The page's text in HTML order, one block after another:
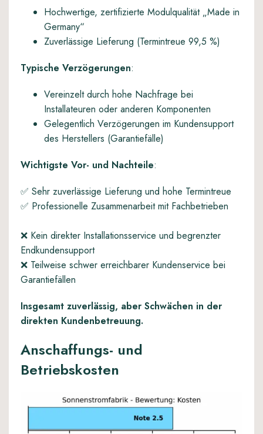
Hochwertige, zertifizierte Modulqualität „Made in
Germany“
Zuverlässige Lieferung (Termintreue 99,5 %)
Typische Verzögerungen:
Vereinzelt durch hohe Nachfrage bei
Installateuren oder anderen Komponenten
Gelegentlich Verzögerungen im Kundensupport
des Herstellers (Garantiefälle)
Wichtigste Vor- und Nachteile:
✅ Sehr zuverlässige Lieferung und hohe Termintreue
✅ Professionelle Zusammenarbeit mit Fachbetrieben
❌ Kein direkter Installationsservice und begrenzter
Endkundensupport
❌ Teilweise schwer erreichbarer Kundenservice bei
Garantiefällen
Insgesamt zuverlässig, aber Schwächen in der
direkten Kundenbetreuung.
Anschaffungs- und
Betriebskosten